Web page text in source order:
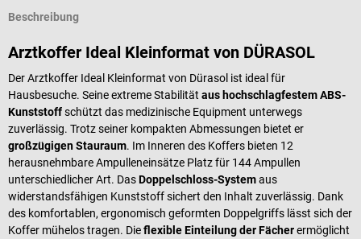
Beschreibung
Arztkoffer Ideal Kleinformat von DÜRASOL
Der Arztkoffer Ideal Kleinformat von Dürasol ist ideal für
Hausbesuche. Seine extreme Stabilität aus hochschlagfestem ABS-
Kunststoffschützt das medizinische Equipment unterwegs
zuverlässig. Trotz seiner kompakten Abmessungen bietet er
großzügigen Stauraum. Im Inneren des Koffers bieten 12
herausnehmbare Ampulleneinsätze Platz für 144 Ampullen
unterschiedlicher Art. DasDoppelschloss-Systemaus
widerstandsfähigen Kunststoff sichert den Inhalt zuverlässig. Dank
des komfortablen, ergonomisch geformten Doppelgriffs lässt sich der
Koffer mühelos tragen. Dieflexible Einteilung der Fächerermöglicht